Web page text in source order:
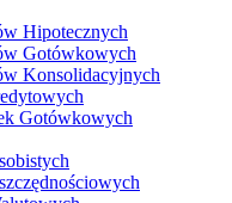
Hipotecznych
Gotówkowych
Konsolidacyjnych
Gotówkowych